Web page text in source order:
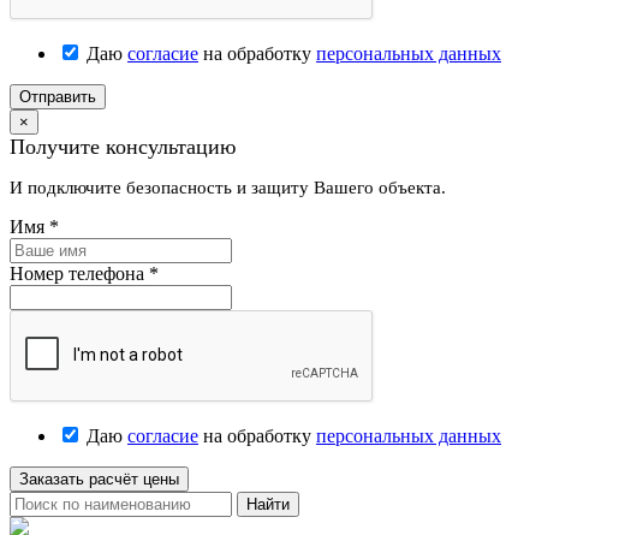
Даю согласие на обработку персональных данных
Отправить
×
Получите консультацию
И подключите безопасность и защиту Вашего объекта.
Имя *
Номер телефона *
Даю согласие на обработку персональных данных
Заказать расчёт цены
Найти